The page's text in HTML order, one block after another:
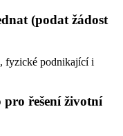
(podat žádost
fyzické podnikající i
řešení životní